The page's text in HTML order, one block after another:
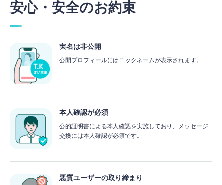
安心・安全のお約束
実名は非公開
公開プロフィールにはニックネームが表示されます。
本人確認が必須
公的証明書による本人確認を実施しており、メッセージ
交換には本人確認が必須です。
悪質ユーザーの取り締まり